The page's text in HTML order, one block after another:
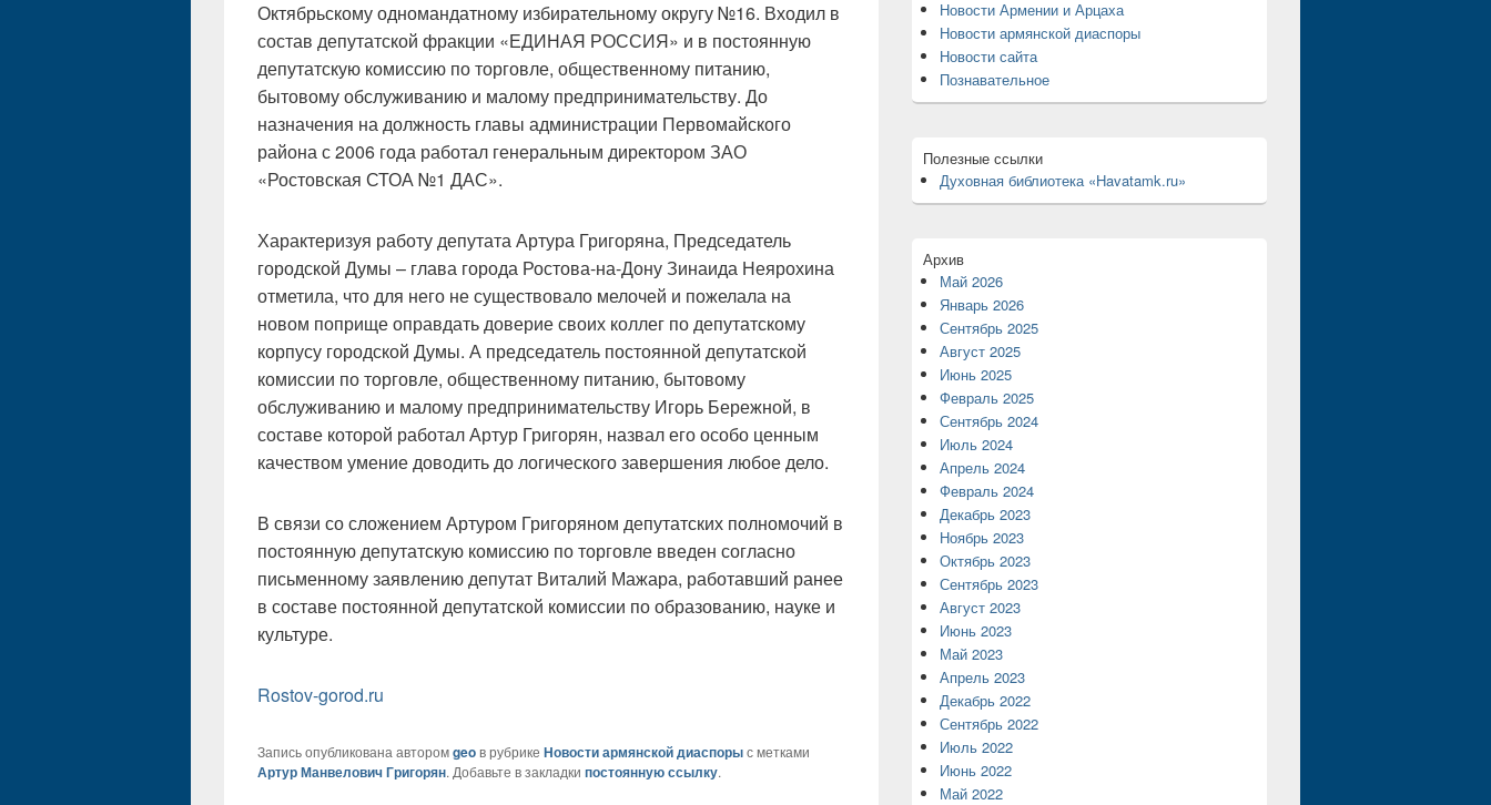
Октябрьскому одномандатному избирательному округу №16. Входил в
состав депутатской фракции «ЕДИНАЯ РОССИЯ» и в постоянную
депутатскую комиссию по торговле, общественному питанию,
бытовому обслуживанию и малому предпринимательству. До
назначения на должность главы администрации Первомайского
района с 2006 года работал генеральным директором ЗАО
«Ростовская СТОА №1 ДАС».
Характеризуя работу депутата Артура Григоряна, Председатель
городской Думы – глава города Ростова-на-Дону Зинаида Неярохина
отметила, что для него не существовало мелочей и пожелала на
новом поприще оправдать доверие своих коллег по депутатскому
корпусу городской Думы. А председатель постоянной депутатской
комиссии по торговле, общественному питанию, бытовому
обслуживанию и малому предпринимательству Игорь Бережной, в
составе которой работал Артур Григорян, назвал его особо ценным
качеством умение доводить до логического завершения любое дело.
В связи со сложением Артуром Григоряном депутатских полномочий в
постоянную депутатскую комиссию по торговле введен согласно
письменному заявлению депутат Виталий Мажара, работавший ранее
в составе постоянной депутатской комиссии по образованию, науке и
культуре.
Rostov-gorod.ru
Запись опубликована авторомgeoв рубрике Новости армянской диаспорыс метками
Артур Манвелович Григорян. Добавьте в закладки постоянную ссылку.
Новости Армении и Арцаха
Новости армянской диаспоры
Новости сайта
Познавательное
Полезные ссылки
Духовная библиотека «Havatamk.ru»
Архив
Май 2026
Январь 2026
Сентябрь 2025
Август 2025
Июнь 2025
Февраль 2025
Сентябрь 2024
Июль 2024
Апрель 2024
Февраль 2024
Декабрь 2023
Ноябрь 2023
Октябрь 2023
Сентябрь 2023
Август 2023
Июнь 2023
Май 2023
Апрель 2023
Декабрь 2022
Сентябрь 2022
Июль 2022
Июнь 2022
Май 2022